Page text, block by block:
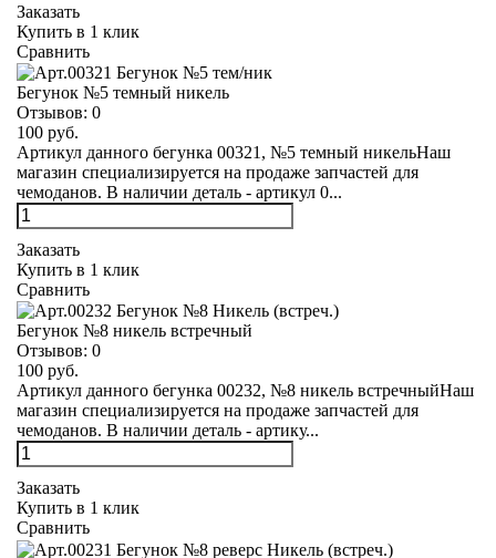
Заказать
Купить в 1 клик
Сравнить
Бегунок №5 темный никель
Отзывов: 0
100 руб.
Артикул данного бегунка 00321, №5 темный никельНаш
магазин специализируется на продаже запчастей для
чемоданов. В наличии деталь - артикул 0...
Заказать
Купить в 1 клик
Сравнить
Бегунок №8 никель встречный
Отзывов: 0
100 руб.
Артикул данного бегунка 00232, №8 никель встречныйНаш
магазин специализируется на продаже запчастей для
чемоданов. В наличии деталь - артику...
Заказать
Купить в 1 клик
Сравнить